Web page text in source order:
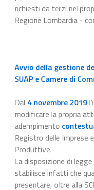
richiesti da terzi nel
Regione Lombardia -
Avvio della gestione
SUAP e Camere di
Dal 4 novembre 2019
modificare la propria
adempimento
Registro delle Imprese
Produttive.
La disposizione di
stabilisce infatti che
presentare, oltre alla